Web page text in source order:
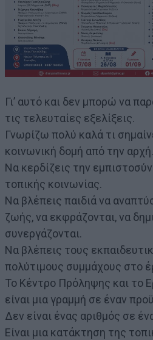
Γι’ αυτό και δεν μπορώ να
τις τελευταίες εξελίξεις.
Γνωρίζω πολύ καλά τι
κοινωνική δομή από την αρχή.
Να κερδίζεις την
τοπικής κοινωνίας.
Να βλέπεις παιδιά να
ζωής, να εκφράζονται, να
συνεργάζονται.
Να βλέπεις τους
πολύτιμους συμμάχους στο
Το Κέντρο Πρόληψης και το
είναι μια γραμμή σε έναν
Δεν είναι ένας αριθμός σε
Είναι μια κατάκτηση της